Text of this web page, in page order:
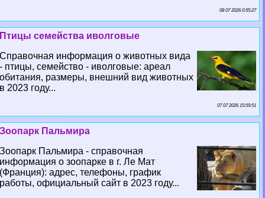
08 07 2026 0:55:27
Птицы семейства иволговые
Справочная информация о животных вида
- птицы, семейство - иволговые: ареал
обитания, размеры, внешний вид животных
в 2023 году...
07 07 2026 15:59:51
Зоопарк Пальмира
Зоопарк Пальмира - справочная
информация о зоопарке в г. Ле Мат
(Франция): адрес, телефоны, график
работы, официальный сайт в 2023 году...